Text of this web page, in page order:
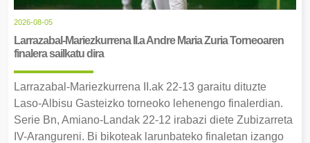
2026-08-05
Larrazabal-Mariezkurrena II.a Andre Maria Zuria Torneoaren
finalera sailkatu dira
Larrazabal-Mariezkurrena II.ak 22-13 garaitu dituzte
Laso-Albisu Gasteizko torneoko lehenengo finalerdian.
Serie Bn, Amiano-Landak 22-12 irabazi diete Zubizarreta
IV-Arangureni. Bi bikoteak larunbateko finaletan izango